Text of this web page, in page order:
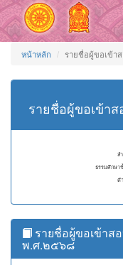
หน้าหลัก รายชื่อผู้ขอเข้า
รายชื่อผู้ขอเข้า
ส
ธรรมศึกษา
ต
รายชื่อผู้ขอเข้าส
พ.ศ.๒๕๖๘